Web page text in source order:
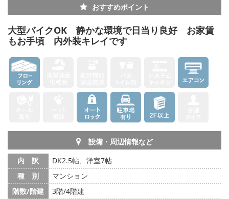
おすすめポイント
大型バイクOK 静かな環境で日当り良好 お家賃
もお手頃 内外装キレイです
設備・周辺情報など
内 訳
DK2.5帖、洋室7帖
種 別
マンション
階数/階建
3階/4階建